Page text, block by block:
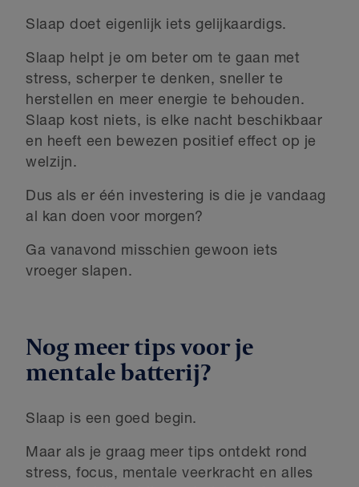
Slaap doet eigenlijk iets gelijkaardigs.
Slaap helpt je om beter om te gaan met
stress, scherper te denken, sneller te
herstellen en meer energie te behouden.
Slaap kost niets, is elke nacht beschikbaar
en heeft een bewezen positief effect op je
welzijn.
Dus als er één investering is die je vandaag
al kan doen voor morgen?
Ga vanavond misschien gewoon iets
vroeger slapen.
Nog meer tips voor je
mentale batterij?
Slaap is een goed begin.
Maar als je graag meer tips ontdekt rond
stress, focus, mentale veerkracht en alles